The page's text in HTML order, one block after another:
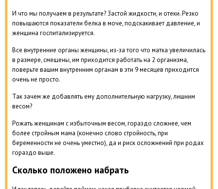
И что мы получаем в результате? Застой жидкости, и отеки. Резко
повышаются показатели белка в моче, подскакивает давление, и
женщина госпитализируется.
Все внутренние органы женщины, из-за того что матка увеличилась
в размере, смещены, им приходится работать на 2 организма,
поверьте вашим внутренним органам в эти 9 месяцев приходится
очень не просто.
Так зачем же добавлять ему дополнительную нагрузку, лишним
весом?
Рожать женщинам с избыточным весом, гораздо сложнее, чем
более стройным мама (конечно слово стройность, при
беременности не очень уместно), да и риск осложнений при родах
гораздо выше.
Сколько положено набрать